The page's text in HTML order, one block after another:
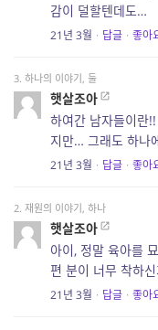
감이 덜할텐데도…
21년 3월 · 답글 · 좋아
3. 하나의 이야기, 둘
햇살조아
하여간 남자들이란!!
지만… 그래도 하나
21년 3월 · 답글 · 좋아
2. 재원의 이야기, 하나
햇살조아
아이, 정말 육아를
편 분이 너무 착하
21년 3월 · 답글 · 좋아